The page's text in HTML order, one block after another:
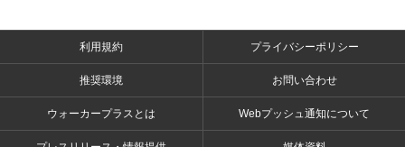
利用規約 プライバシーポリシー
推奨環境 お問い合わせ
ウォーカープラスとは Webプッシュ通知について